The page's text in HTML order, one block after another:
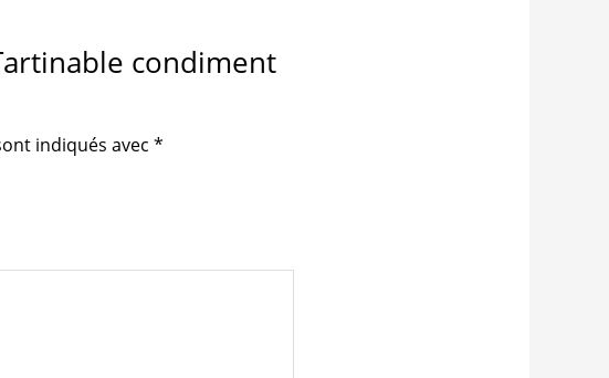
condiment
indiqués avec*